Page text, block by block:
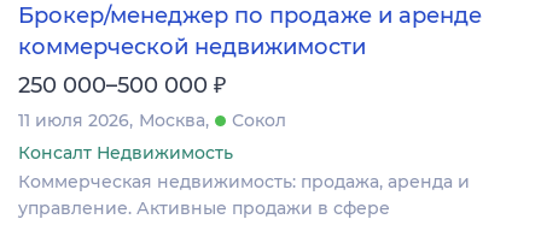
Брокер/менеджер по продаже и аренде
коммерческой недвижимости
250 000–500 000 ₽
11 июля 2026 Москва
Сокол
Консалт Недвижимость
Коммерческая недвижимость: продажа, аренда и
управление. Активные продажи в сфере